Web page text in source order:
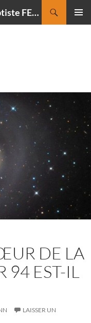
CIELMANIA : le blog de Jean-Baptiste FELDMANN, photographe du ciel
DE LA
94 EST-IL
LAISSER UN